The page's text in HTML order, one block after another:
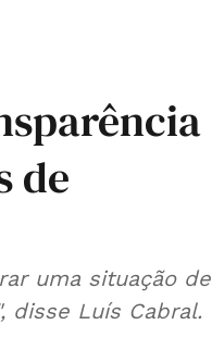
de
uma situação de
disse Luís Cabral.